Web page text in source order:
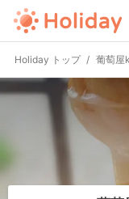
Holiday トップ 葡萄屋